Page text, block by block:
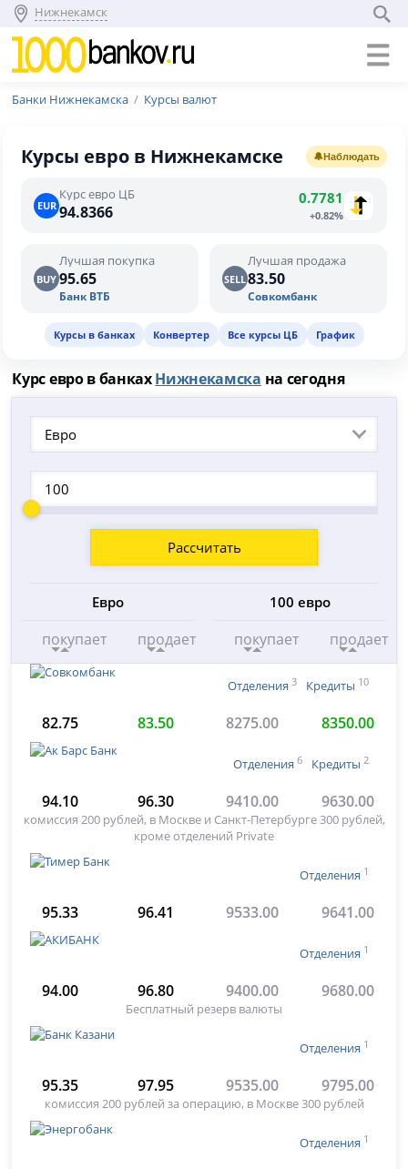
Нижнекамск
Банки Нижнекамска Курсы валют
Курсы евро в Нижнекамске 🔔Наблюдать
EUR
Курс евро ЦБ
94.8366
0.7781
+0.82%
BUY
Лучшая покупка
95.65
Банк ВТБ
SELL
Лучшая продажа
83.50
Совкомбанк
Курсы в банках Конвертер Все курсы ЦБ График
Курс евро в банкахНижнекамска на сегодня
Евро
Рассчитать
Евро
покупает продает
100 евро
покупает продает
Отделения 3 Кредиты 10
82.75 83.50 8275.00 8350.00
Отделения 6 Кредиты 2
94.10 96.30 9410.00 9630.00
комиссия 200 рублей, в Москве и Санкт-Петербурге 300 рублей,
кроме отделений Private
Отделения 1
95.33 96.41 9533.00 9641.00
Отделения 1
94.00 96.80 9400.00 9680.00
Бесплатный резерв валюты
Отделения 1
95.35 97.95 9535.00 9795.00
комиссия 200 рублей за операцию, в Москве 300 рублей
Отделения 1